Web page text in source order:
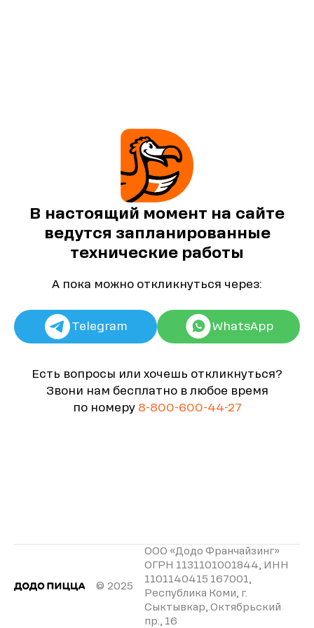
В настоящий момент на сайте
ведутся запланированные
технические работы
А пока можно откликнуться через:
Telegram WhatsApp
Есть вопросы или хочешь откликнуться?
Звони нам бесплатно в любое время
по номеру 8-800-600-44-27
© 2025
ООО «Додо Франчайзинг»
ОГРН 1131101001844, ИНН
1101140415 167001,
Республика Коми, г.
Сыктывкар, Октябрьский
пр., 16